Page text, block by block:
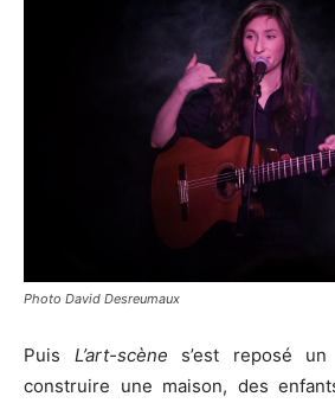
Photo David Desreumaux
Puis L’art-scène s’est reposé
construire une maison, des